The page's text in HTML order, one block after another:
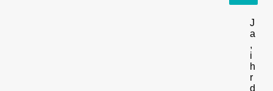
J
a
,
i
h
r
d